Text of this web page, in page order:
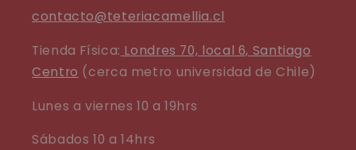
contacto@teteriacamellia.cl
Tienda Física: Londres 70, local 6, Santiago
Centro (cerca metro universidad de Chile)
Lunes a viernes 10 a 19hrs
Sábados 10 a 14hrs